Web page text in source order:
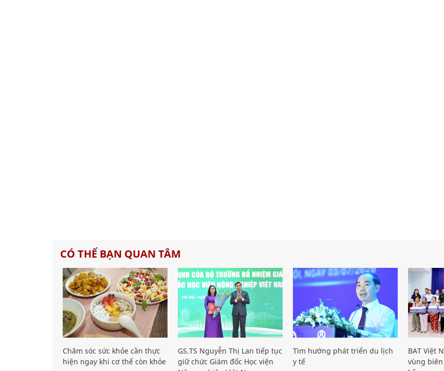
CÓ THỂ BẠN QUAN TÂM
Chăm sóc sức khỏe cần thực
hiện ngay khi cơ thể còn khỏe
GS.TS Nguyễn Thị Lan tiếp tục
giữ chức Giám đốc Học viện
Tìm hướng phát triển du lịch
y tế
BAT Việt
vùng